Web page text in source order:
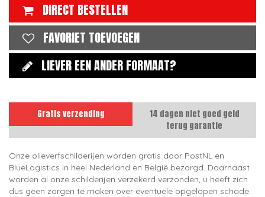
DIRECT BESTELLEN
FAVORIET TOEVOEGEN
LIEVER EEN ANDER FORMAAT?
Gratis verzending
14 dagen niet goed geld
terug garantie
Onze olieverfschilderijen worden gratis door PostNL en
BlueLogistics in heel Nederland en België bezorgd. Daarnaast
worden al onze schilderijen verzekerd verzonden, u heeft zich
dus geen zorgen te maken over eventuele opgelopen schade